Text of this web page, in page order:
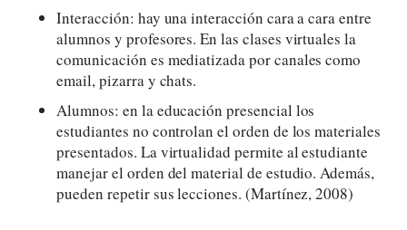
Interacción: hay una interacción cara a cara entre
alumnos y profesores. En las clases virtuales la
comunicación es mediatizada por canales como
email, pizarra y chats.
Alumnos: en la educación presencial los
estudiantes no controlan el orden de los materiales
presentados. La virtualidad permite al estudiante
manejar el orden del material de estudio. Además,
pueden repetir sus lecciones. (Martínez, 2008)